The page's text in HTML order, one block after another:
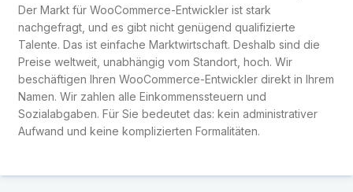
Der Markt für WooCommerce-Entwickler ist stark
nachgefragt, und es gibt nicht genügend qualifizierte
Talente. Das ist einfache Marktwirtschaft. Deshalb sind die
Preise weltweit, unabhängig vom Standort, hoch. Wir
beschäftigen Ihren WooCommerce-Entwickler direkt in Ihrem
Namen. Wir zahlen alle Einkommenssteuern und
Sozialabgaben. Für Sie bedeutet das: kein administrativer
Aufwand und keine komplizierten Formalitäten.